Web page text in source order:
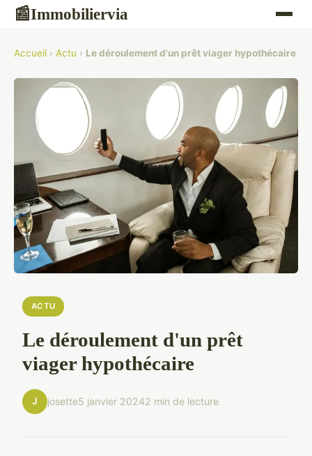
📰Immobiliervia
Accueil › Actu › Le déroulement d'un prêt viager hypothécaire
ACTU
Le déroulement d'un prêt
viager hypothécaire
J josette5 janvier 20242 min de lecture